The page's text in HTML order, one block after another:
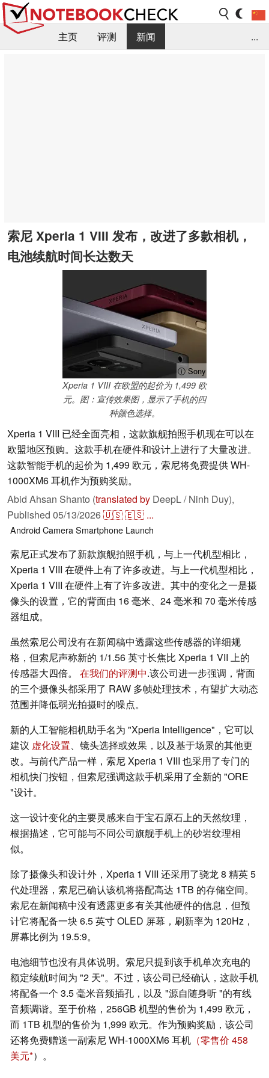
主页 评测
新闻
...
索尼 Xperia 1 VIII 发布，改进了多款相机，
电池续航时间长达数天
ⓘ Sony
Xperia 1 VIII 在欧盟的起价为 1,499 欧
元。图：宣传效果图，显示了手机的四
种颜色选择。
Xperia 1 VIII 已经全面亮相，这款旗舰拍照手机现在可以在
欧盟地区预购。这款手机在硬件和设计上进行了大量改进。
这款智能手机的起价为 1,499 欧元，索尼将免费提供 WH-
1000XM6 耳机作为预购奖励。
Abid Ahsan Shanto (translated by DeepL / Ninh Duy),
Published 05/13/2026🇺🇸🇪🇸 ...
AndroidCameraSmartphone Launch
索尼正式发布了新款旗舰拍照手机，与上一代机型相比，
Xperia 1 VIII 在硬件上有了许多改进。与上一代机型相比，
Xperia 1 VIII 在硬件上有了许多改进。其中的变化之一是摄
像头的设置，它的背面由 16 毫米、24 毫米和 70 毫米传感
器组成。
虽然索尼公司没有在新闻稿中透露这些传感器的详细规
格，但索尼声称新的 1/1.56 英寸长焦比 Xperia 1 VII 上的
传感器大四倍。 在我们的评测中.该公司进一步强调，背面
的三个摄像头都采用了 RAW 多帧处理技术，有望扩大动态
范围并降低弱光拍摄时的噪点。
新的人工智能相机助手名为 "Xperia Intelligence"，它可以
建议 虚化设置、镜头选择或效果，以及基于场景的其他更
改。与前代产品一样，索尼 Xperia 1 VIII 也采用了专门的
相机快门按钮，但索尼强调这款手机采用了全新的 "ORE
"设计。
这一设计变化的主要灵感来自于宝石原石上的天然纹理，
根据描述，它可能与不同公司旗舰手机上的砂岩纹理相
似。
除了摄像头和设计外，Xperia 1 VIII 还采用了骁龙 8 精英 5
代处理器，索尼已确认该机将搭配高达 1TB 的存储空间。
索尼在新闻稿中没有透露更多有关其他硬件的信息，但预
计它将配备一块 6.5 英寸 OLED 屏幕，刷新率为 120Hz，
屏幕比例为 19.5:9。
电池细节也没有具体说明。索尼只提到该手机单次充电的
额定续航时间为 "2 天"。不过，该公司已经确认，这款手机
将配备一个 3.5 毫米音频插孔，以及 "源自随身听 "的有线
音频调谐。至于价格，256GB 机型的售价为 1,499 欧元，
而 1TB 机型的售价为 1,999 欧元。作为预购奖励，该公司
还将免费赠送一副索尼 WH-1000XM6 耳机 （零售价 458
美元 ）。